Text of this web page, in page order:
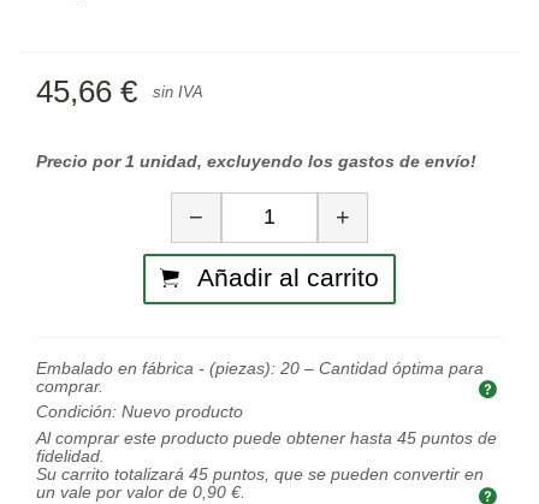
45,66 € sin IVA
Precio por 1 unidad, excluyendo los gastos de envío!
Cantidad
− +
Añadir al carrito
Embalado en fábrica - (piezas): 20 – Cantidad óptima para
comprar.
Condición: Nuevo producto
Al comprar este producto puede obtener hasta 45 puntos de
fidelidad.
Su carrito totalizará 45 puntos, que se pueden convertir en
un vale por valor de 0,90 €.